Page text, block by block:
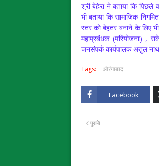
श्री बेहेरा ने बताया कि पिछले
भी बताया कि सामाजिक
स्तर को बेहतर बनाने के लिए
महाप्रबंधक (परियोजना) ,
जनसंपर्क कार्यपालक अतुल नाथ
Tags: औरंगाबाद
Facebook
पुराने